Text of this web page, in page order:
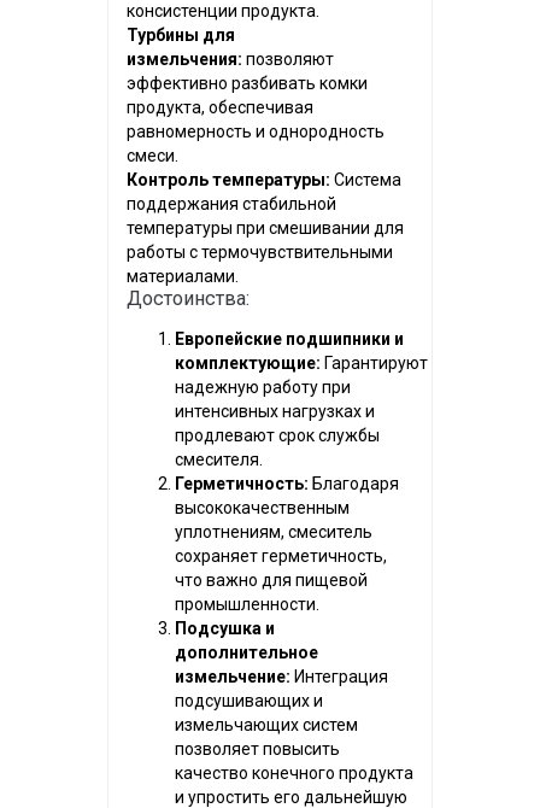
консистенции продукта.
Турбины для
измельчения: позволяют
эффективно разбивать комки
продукта, обеспечивая
равномерность и однородность
смеси.
Контроль температуры: Система
поддержания стабильной
температуры при смешивании для
работы с термочувствительными
материалами.
Достоинства:
Европейские подшипники и
комплектующие: Гарантируют
надежную работу при
интенсивных нагрузках и
продлевают срок службы
смесителя.
Герметичность: Благодаря
высококачественным
уплотнениям, смеситель
сохраняет герметичность,
что важно для пищевой
промышленности.
Подсушка и
дополнительное
измельчение: Интеграция
подсушивающих и
измельчающих систем
позволяет повысить
качество конечного продукта
и упростить его дальнейшую